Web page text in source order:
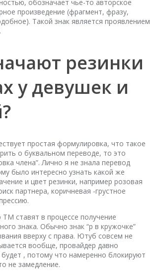
обозначает чье-то авторское
произведение (фрагмент, фразу,
Такой знак является проявлением
резинки
у девушек и
простая формулировка, что такое
о буквальном переводе, то это
члена”. Лично я не знала перевод
было интересно узнать какой же
и цвет резинки, например розовая
партнера, коричневая -грустное
ставят в процессе получение
знака. Обычно знак “р в кружочке”
вверху с права. Ютуб совсем не
вообще, провайдер давно
, потому что намеренно блокируют
не замедление.